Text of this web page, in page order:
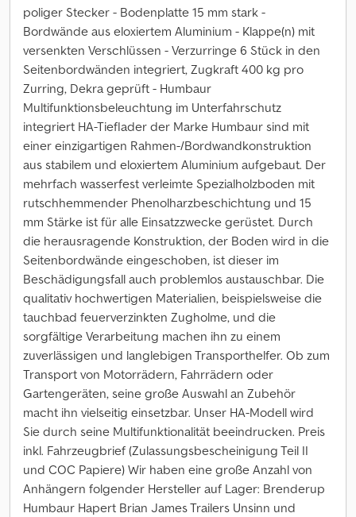
poliger Stecker - Bodenplatte 15 mm stark -
Bordwände aus eloxiertem Aluminium - Klappe(n) mit
versenkten Verschlüssen - Verzurringe 6 Stück in den
Seitenbordwänden integriert, Zugkraft 400 kg pro
Zurring, Dekra geprüft - Humbaur
Multifunktionsbeleuchtung im Unterfahrschutz
integriert HA-Tieflader der Marke Humbaur sind mit
einer einzigartigen Rahmen-/Bordwandkonstruktion
aus stabilem und eloxiertem Aluminium aufgebaut. Der
mehrfach wasserfest verleimte Spezialholzboden mit
rutschhemmender Phenolharzbeschichtung und 15
mm Stärke ist für alle Einsatzzwecke gerüstet. Durch
die herausragende Konstruktion, der Boden wird in die
Seitenbordwände eingeschoben, ist dieser im
Beschädigungsfall auch problemlos austauschbar. Die
qualitativ hochwertigen Materialien, beispielsweise die
tauchbad feuerverzinkten Zugholme, und die
sorgfältige Verarbeitung machen ihn zu einem
zuverlässigen und langlebigen Transporthelfer. Ob zum
Transport von Motorrädern, Fahrrädern oder
Gartengeräten, seine große Auswahl an Zubehör
macht ihn vielseitig einsetzbar. Unser HA-Modell wird
Sie durch seine Multifunktionalität beeindrucken. Preis
inkl. Fahrzeugbrief (Zulassungsbescheinigung Teil II
und COC Papiere) Wir haben eine große Anzahl von
Anhängern folgender Hersteller auf Lager: Brenderup
Humbaur Hapert Brian James Trailers Unsinn und